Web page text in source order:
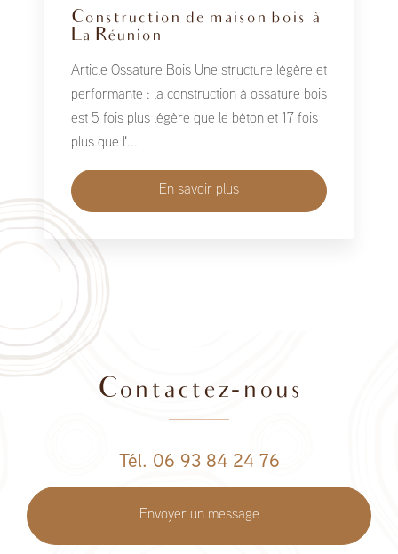
Construction de maison bois à
La Réunion
Article Ossature Bois Une structure légère et
performante : la construction à ossature bois
est 5 fois plus légère que le béton et 17 fois
plus que l'...
En savoir plus
Contactez-nous
Tél. 06 93 84 24 76
Envoyer un message